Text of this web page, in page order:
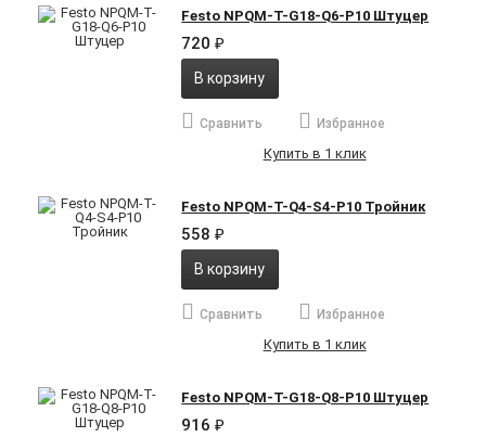
Festo NPQM-T-G18-Q6-P10 Штуцер
720₽
В корзину
Сравнить Избранное
Купить в 1 клик
Festo NPQM-T-Q4-S4-P10 Тройник
558₽
В корзину
Сравнить Избранное
Купить в 1 клик
Festo NPQM-T-G18-Q8-P10 Штуцер
916₽